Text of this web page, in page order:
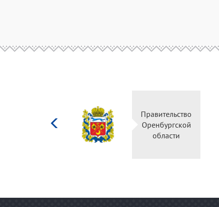
Министерство
культуры
Российской
федерации